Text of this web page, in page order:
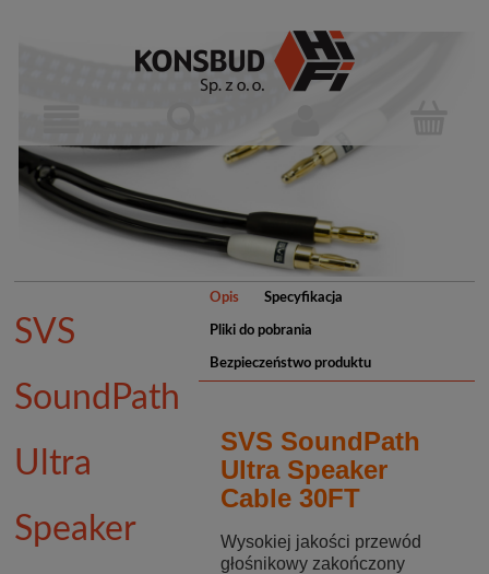
Opis Specyfikacja
Pliki do pobrania
Bezpieczeństwo produktu
SVS SoundPath
Ultra Speaker
Cable 30FT
Wysokiej jakości przewód
głośnikowy zakończony
SVS
SoundPath
Ultra
Speaker